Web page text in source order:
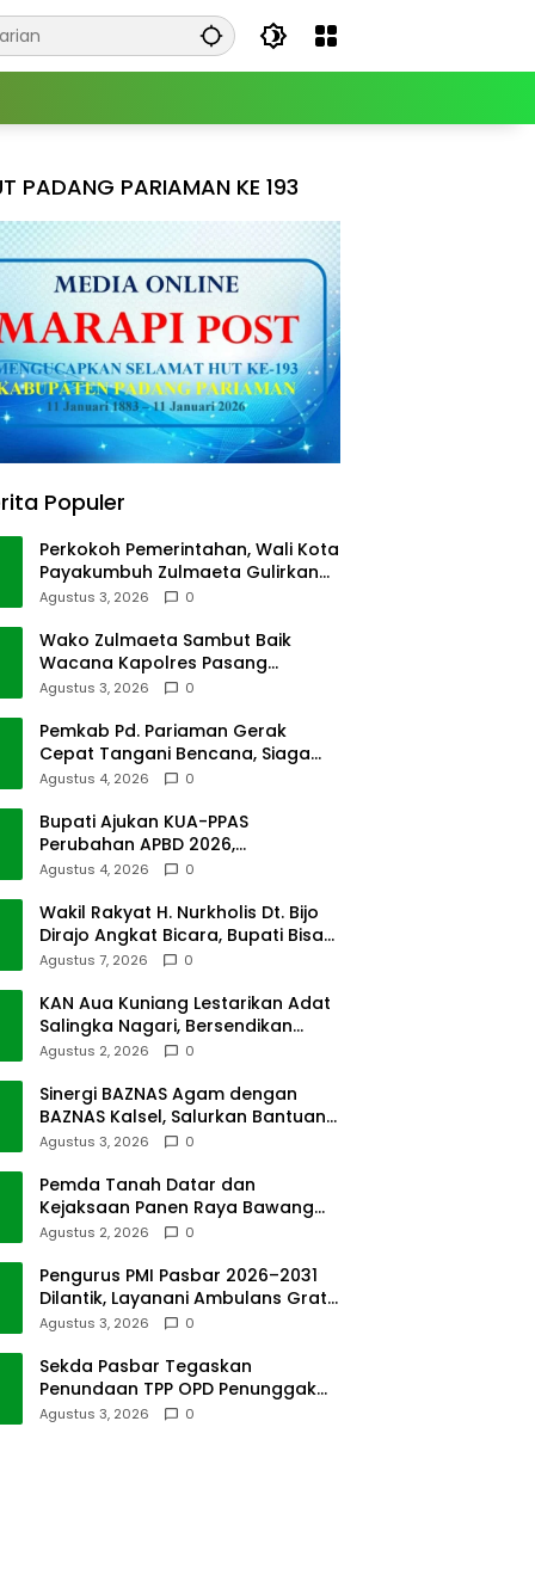
PADANG PARIAMAN KE 193
Populer
Perkokoh Pemerintahan, Wali Kota
Payakumbuh Zulmaeta Gulirkan
Jabatan
Agustus 3, 2026 0
Wako Zulmaeta Sambut Baik
Wacana Kapolres Pasang
Kamera Pantau Lalin
Agustus 3, 2026 0
Pemkab Pd. Pariaman Gerak
Cepat Tangani Bencana, Siaga
Cuaca Ekstrem
Agustus 4, 2026 0
Bupati Ajukan KUA-PPAS
Perubahan APBD 2026,
Pendapatan Pasbar Naik 15
Agustus 4, 2026 0
Wakil Rakyat H. Nurkholis Dt. Bijo
Dirajo Angkat Bicara, Bupati Bisa
Digugat
Agustus 7, 2026 0
KAN Aua Kuniang Lestarikan Adat
Salingka Nagari, Bersendikan
Kitabullah
Agustus 2, 2026 0
Sinergi BAZNAS Agam dengan
BAZNAS Kalsel, Salurkan Bantuan
Bencana Alam
Agustus 3, 2026 0
Pemda Tanah Datar dan
Kejaksaan Panen Raya Bawang
Merah di Sawah Tangah
Agustus 2, 2026 0
Pengurus PMI Pasbar 2026–2031
Dilantik, Layanani Ambulans Gratis
ke Padang
Agustus 3, 2026 0
Sekda Pasbar Tegaskan
Penundaan TPP OPD Penunggak
Pajak Kendaraan Dinas
Agustus 3, 2026 0